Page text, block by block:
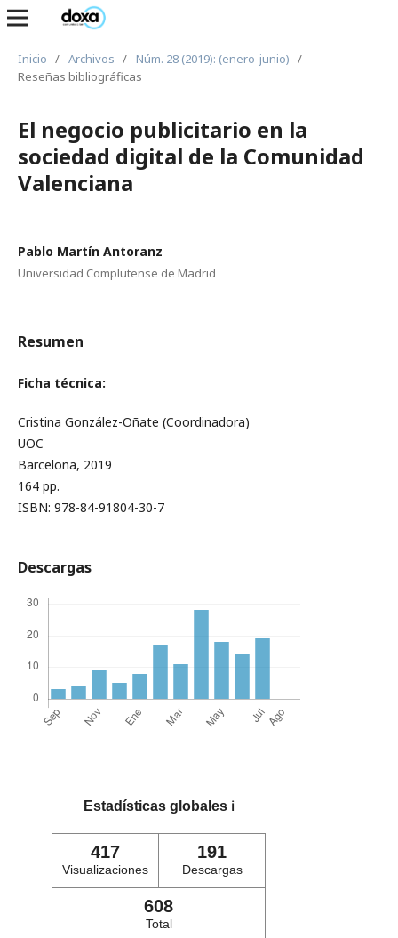
Inicio / Archivos / Núm. 28 (2019): (enero-junio) /
Reseñas bibliográficas
El negocio publicitario en la
sociedad digital de la Comunidad
Valenciana
Pablo Martín Antoranz
Universidad Complutense de Madrid
Resumen
Ficha técnica:
Cristina González-Oñate (Coordinadora)
UOC
Barcelona, 2019
164 pp.
ISBN: 978-84-91804-30-7
Descargas
Estadísticas globales ℹ️
417
Visualizaciones
191
Descargas
608
Total